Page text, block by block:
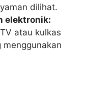
dilihat.
elektronik:
atau kulkas